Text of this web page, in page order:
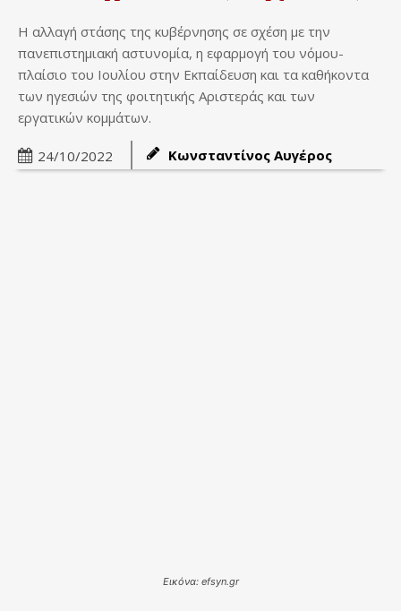
Η αλλαγή στάσης της κυβέρνησης σε σχέση με την
πανεπιστημιακή αστυνομία, η εφαρμογή του νόμου-
πλαίσιο του Ιουλίου στην Εκπαίδευση και τα καθήκοντα
των ηγεσιών της φοιτητικής Αριστεράς και των
εργατικών κομμάτων.
24/10/2022 Κωνσταντίνος Αυγέρος
Εικόνα: efsyn.gr